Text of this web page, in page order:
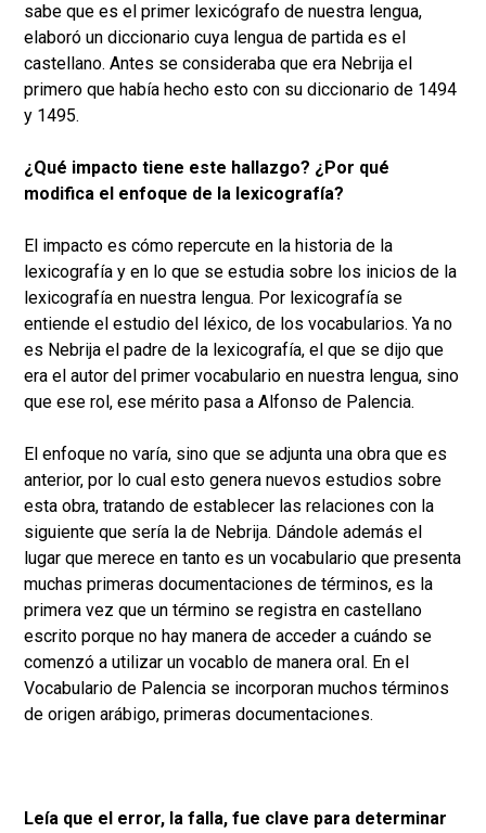
sabe que es el primer lexicógrafo de nuestra lengua,
elaboró un diccionario cuya lengua de partida es el
castellano. Antes se consideraba que era Nebrija el
primero que había hecho esto con su diccionario de 1494
y 1495.
¿Qué impacto tiene este hallazgo? ¿Por qué
modifica el enfoque de la lexicografía?
El impacto es cómo repercute en la historia de la
lexicografía y en lo que se estudia sobre los inicios de la
lexicografía en nuestra lengua. Por lexicografía se
entiende el estudio del léxico, de los vocabularios. Ya no
es Nebrija el padre de la lexicografía, el que se dijo que
era el autor del primer vocabulario en nuestra lengua, sino
que ese rol, ese mérito pasa a Alfonso de Palencia.
El enfoque no varía, sino que se adjunta una obra que es
anterior, por lo cual esto genera nuevos estudios sobre
esta obra, tratando de establecer las relaciones con la
siguiente que sería la de Nebrija. Dándole además el
lugar que merece en tanto es un vocabulario que presenta
muchas primeras documentaciones de términos, es la
primera vez que un término se registra en castellano
escrito porque no hay manera de acceder a cuándo se
comenzó a utilizar un vocablo de manera oral. En el
Vocabulario de Palencia se incorporan muchos términos
de origen arábigo, primeras documentaciones.
Leía que el error, la falla, fue clave para determinar